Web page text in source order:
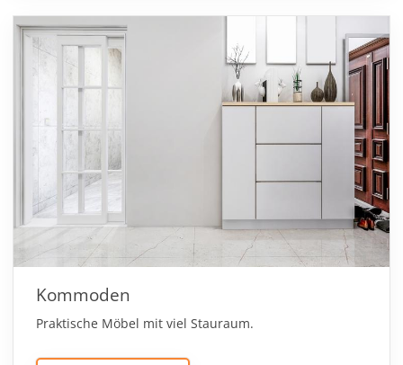
Kommoden
Praktische Möbel mit viel Stauraum.